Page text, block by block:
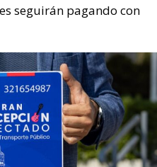
seguirán pagando con